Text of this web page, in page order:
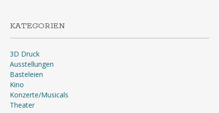
KATEGORIEN
3D Druck
Ausstellungen
Basteleien
Kino
Konzerte/Musicals
Theater